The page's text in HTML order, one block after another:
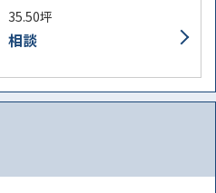
35.50坪
相談